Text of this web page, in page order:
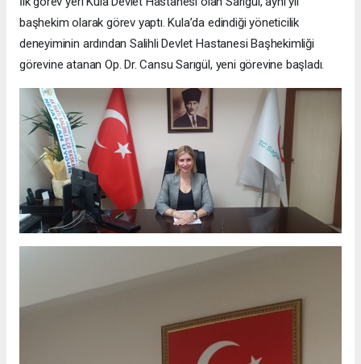
başhekim olarak görev yaptı. Kula’da edindiği yöneticilik
deneyiminin ardından Salihli Devlet Hastanesi Başhekimliği
görevine atanan Op. Dr. Cansu Sarıgül, yeni görevine başladı.